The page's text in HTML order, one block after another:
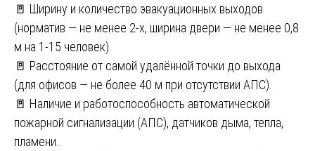
🚪 Ширину и количество эвакуационных выходов
(норматив — не менее 2-х, ширина двери — не менее 0,8
м на 1-15 человек).
🚪 Расстояние от самой удалённой точки до выхода
(для офисов — не более 40 м при отсутствии АПС).
🚪 Наличие и работоспособность автоматической
пожарной сигнализации (АПС), датчиков дыма, тепла,
пламени.